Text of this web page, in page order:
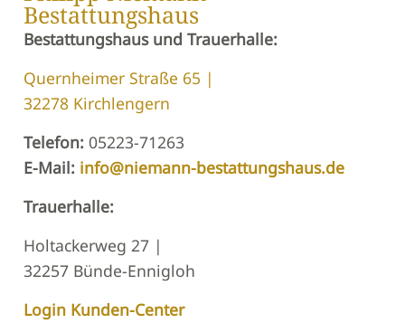
Bestattungshaus
Bestattungshaus und Trauerhalle:
Quernheimer Straße 65 |
32278 Kirchlengern
Telefon: 05223-71263
E-Mail: info@niemann-bestattungshaus.de
Trauerhalle:
Holtackerweg 27 |
32257 Bünde-Ennigloh
Login Kunden-Center